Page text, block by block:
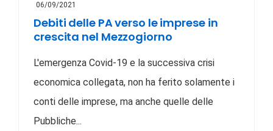
06/09/2021
Debiti delle PA verso le imprese in
crescita nel Mezzogiorno
L'emergenza Covid-19 e la successiva crisi
economica collegata, non ha ferito solamente i
conti delle imprese, ma anche quelle delle
Pubbliche...